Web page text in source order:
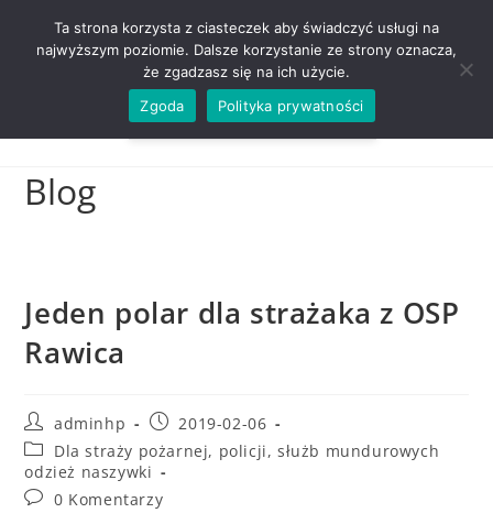
ZADZWOŃ TEL. 600 352 938
Blog
Jeden polar dla strażaka z OSP
Rawica
adminhp
2019-02-06
Dla straży pożarnej, policji, służb mundurowych
odzież naszywki
0 Komentarzy
Ta strona korzysta z ciasteczek aby świadczyć usługi na
najwyższym poziomie. Dalsze korzystanie ze strony oznacza,
że zgadzasz się na ich użycie.
Zgoda
Polityka prywatności